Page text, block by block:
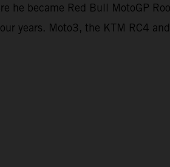
became Red Bull MotoGP
years. Moto3, the KTM RC4